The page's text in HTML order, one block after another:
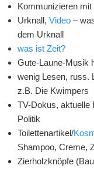
Kommunizieren mit
Urknall, Video –
dem Urknall
was ist Zeit?
Gute-Laune-Musik
wenig Lesen, russ.
z.B. Die Kwimpers
TV-Dokus, aktuelle
Politik
Toilettenartikel/
Shampoo, Creme,
Zierholzknöpfe